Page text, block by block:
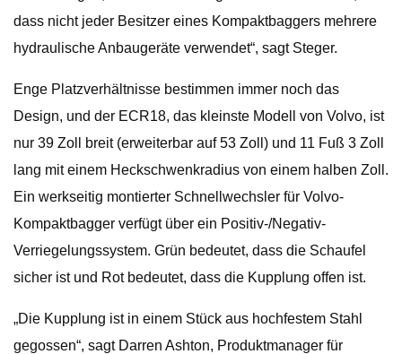
dass nicht jeder Besitzer eines Kompaktbaggers mehrere
hydraulische Anbaugeräte verwendet“, sagt Steger.
Enge Platzverhältnisse bestimmen immer noch das
Design, und der ECR18, das kleinste Modell von Volvo, ist
nur 39 Zoll breit (erweiterbar auf 53 Zoll) und 11 Fuß 3 Zoll
lang mit einem Heckschwenkradius von einem halben Zoll.
Ein werkseitig montierter Schnellwechsler für Volvo-
Kompaktbagger verfügt über ein Positiv-/Negativ-
Verriegelungssystem. Grün bedeutet, dass die Schaufel
sicher ist und Rot bedeutet, dass die Kupplung offen ist.
„Die Kupplung ist in einem Stück aus hochfestem Stahl
gegossen“, sagt Darren Ashton, Produktmanager für